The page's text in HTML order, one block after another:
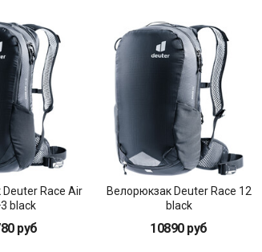
Race Air
black
руб
Велорюкзак Deuter Race 12
black
10890 руб